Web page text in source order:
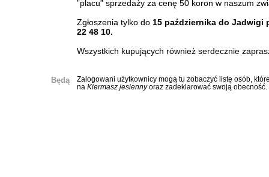
”placu” sprzedaży za cenę 50 koron w naszum
Zgłoszenia tylko do 15 października do Jadwigi
22 48 10.
Wszystkich kupujących również serdecznie
Będą
Zalogowani użytkownicy mogą tu zobaczyć listę osób,
na Kiermasz jesiennyoraz zadeklarować swoją obecność.